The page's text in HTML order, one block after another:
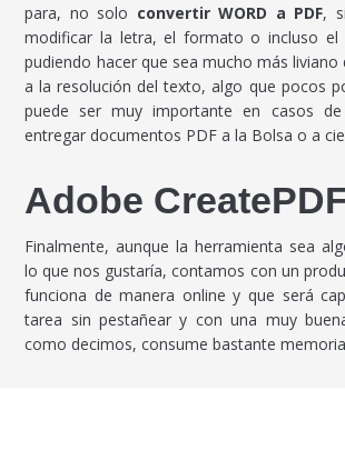
para, no solo convertir WORD a PDF,
modificar la letra, el formato o incluso el
pudiendo hacer que sea mucho más liviano
a la resolución del texto, algo que pocos
puede ser muy importante en casos
entregar documentos PDF a la Bolsa o a
Adobe
Finalmente, aunque la herramienta sea
lo que nos gustaría, contamos con un
funciona de manera online y que será
tarea sin pestañear y con una muy
como decimos, consume bastante